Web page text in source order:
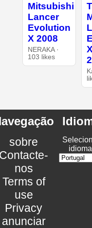
Mitsubishi
Lancer
Evolution
X 2008
NERAKA ·
103 likes
sobre
nos
Terms of
use
Privacy
anunciar